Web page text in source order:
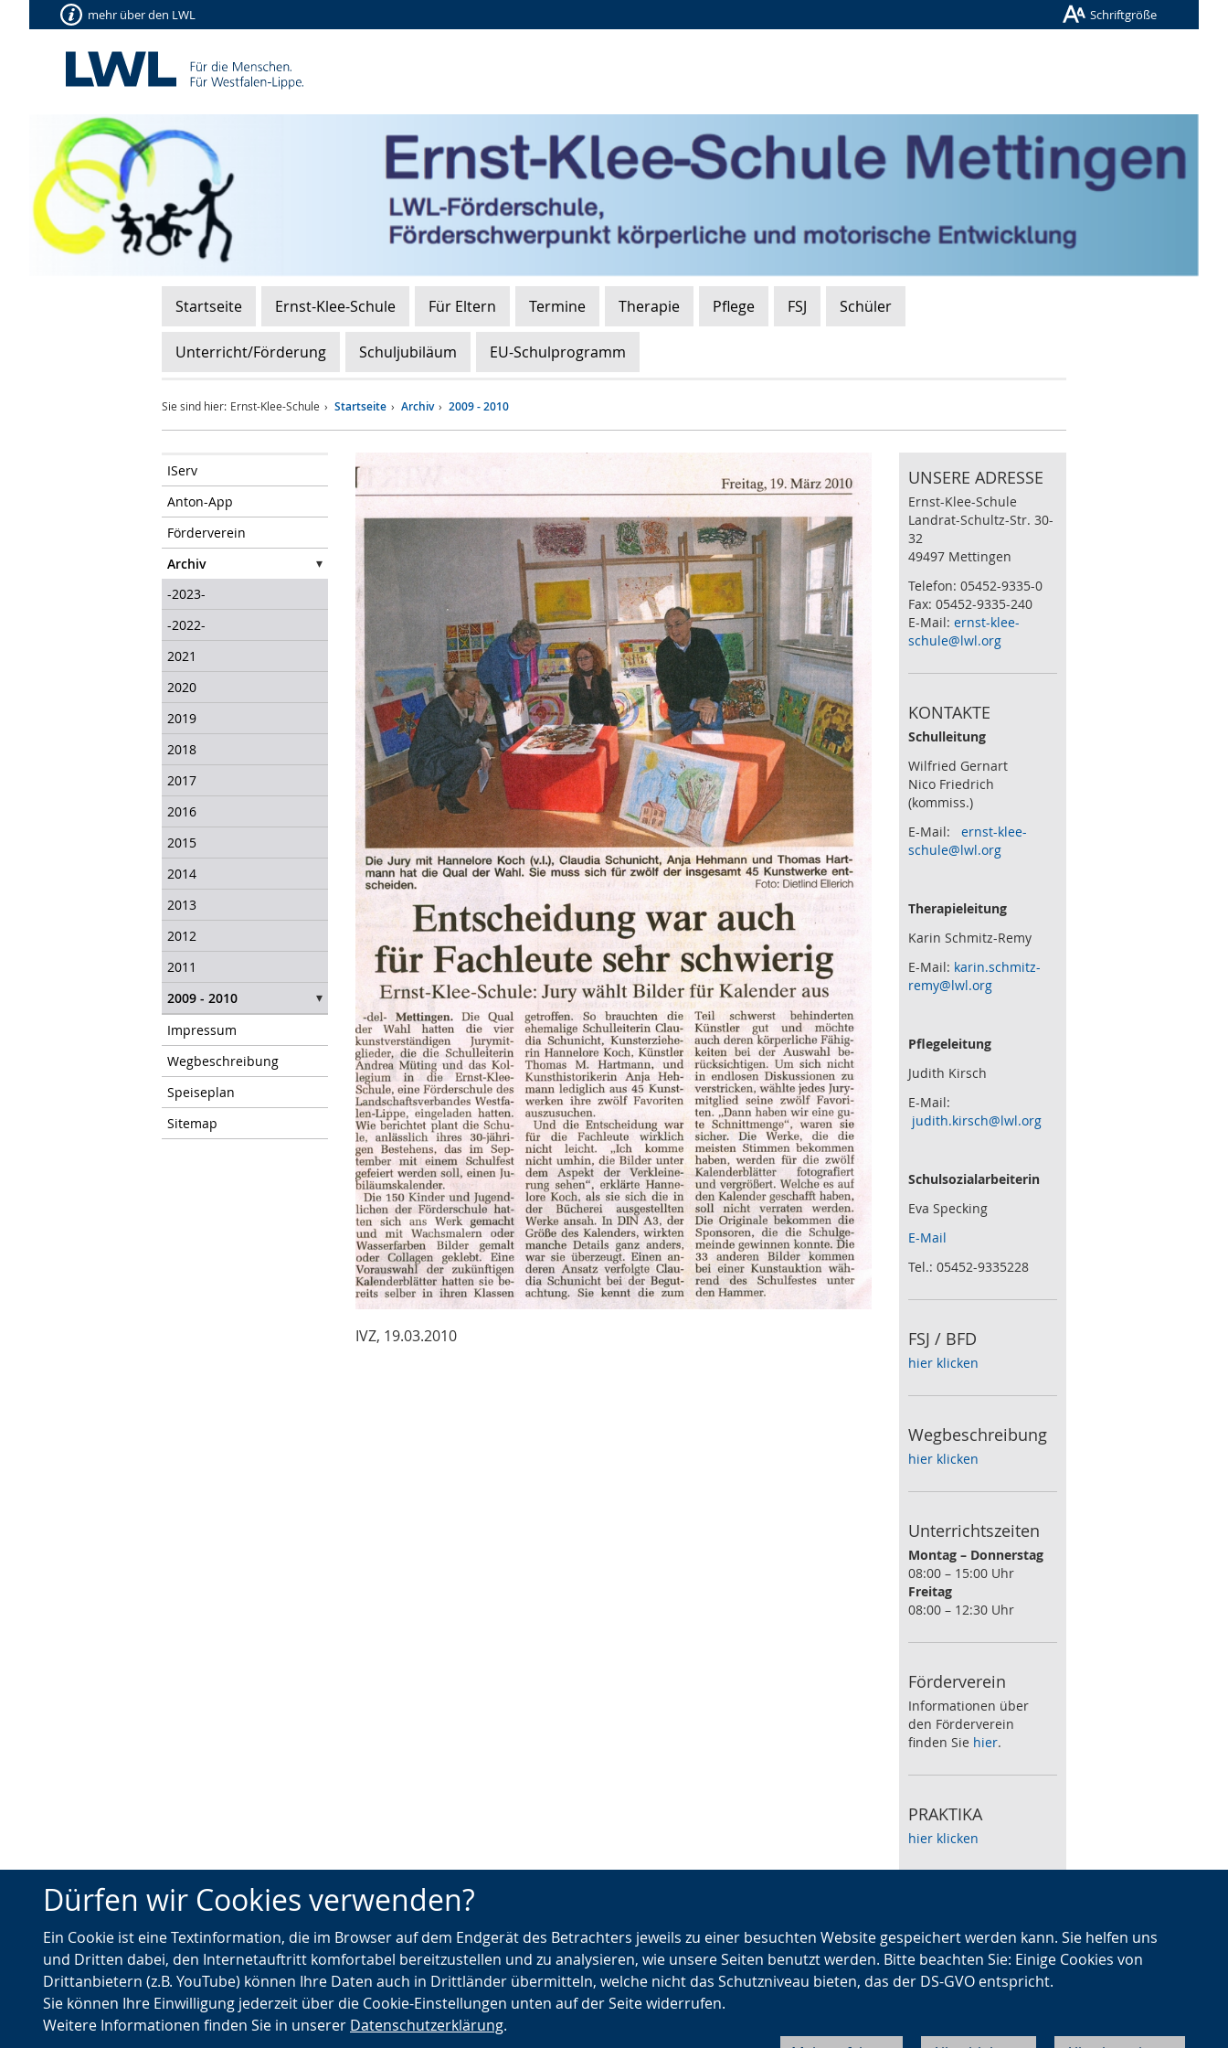
Dürfen wir Cookies verwenden?
Ein Cookie ist eine Textinformation, die im Browser auf dem Endgerät des Betrachters jeweils zu einer besuchten Website gespeichert werden kann. Sie helfen uns
und Dritten dabei, den Internetauftritt komfortabel bereitzustellen und zu analysieren, wie unsere Seiten benutzt werden. Bitte beachten Sie: Einige Cookies von
Drittanbietern (z.B. YouTube) können Ihre Daten auch in Drittländer übermitteln, welche nicht das Schutzniveau bieten, das der DS-GVO entspricht.
Sie können Ihre Einwilligung jederzeit über die Cookie-Einstellungen unten auf der Seite widerrufen.
Weitere Informationen finden Sie in unserer Datenschutzerklärung.
mehr über den LWL Schriftgröße
Startseite Ernst-Klee-Schule Für Eltern Termine Therapie Pflege FSJ Schüler
Unterricht/Förderung Schuljubiläum EU-Schulprogramm
Sie sind hier: Ernst-Klee-Schule Startseite Archiv 2009 - 2010
IServ
Anton-App
Förderverein
Archiv
-2023-
-2022-
2021
2020
2019
2018
2017
2016
2015
2014
2013
2012
2011
2009 - 2010
Impressum
Wegbeschreibung
Speiseplan
Sitemap
IVZ, 19.03.2010
UNSERE ADRESSE
Ernst-Klee-Schule
Landrat-Schultz-Str. 30-
32
49497 Mettingen
Telefon: 05452-9335-0
Fax: 05452-9335-240
E-Mail:ernst-klee-
schule@lwl.org
KONTAKTE
Schulleitung
Wilfried Gernart
Nico Friedrich
(kommiss.)
E-Mail:ernst-klee-
schule@lwl.org
Therapieleitung
Karin Schmitz-Remy
E-Mail: karin.schmitz-
remy@lwl.org
Pflegeleitung
Judith Kirsch
E-Mail:
judith.kirsch@lwl.org
Schulsozialarbeiterin
Eva Specking
E-Mail
Tel.: 05452-9335228
FSJ / BFD
hier klicken
Wegbeschreibung
hier klicken
Unterrichtszeiten
Montag – Donnerstag
08:00 – 15:00 Uhr
Freitag
08:00 – 12:30 Uhr
Förderverein
Informationen über
den Förderverein
finden Sie hier.
PRAKTIKA
hier klicken
Zum wöchentlichen
Speiseplan klicken Sie
hier.